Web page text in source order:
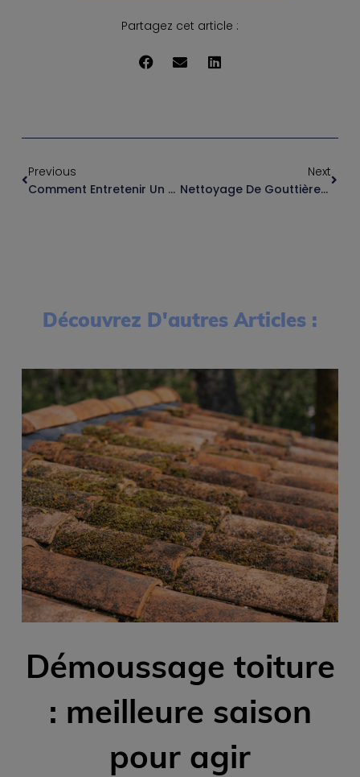
Partagez cet article :
Previous
Comment Entretenir Un Bâtiment Professionnel Sans Dégrader Les Matériaux ?
Next
Nettoyage De Gouttières En Copropriété À Toulouse : Pourquoi Mettre En Place Un Contrat D’entretien ?
Découvrez D'autres Articles :
Démoussage toiture
: meilleure saison
pour agir